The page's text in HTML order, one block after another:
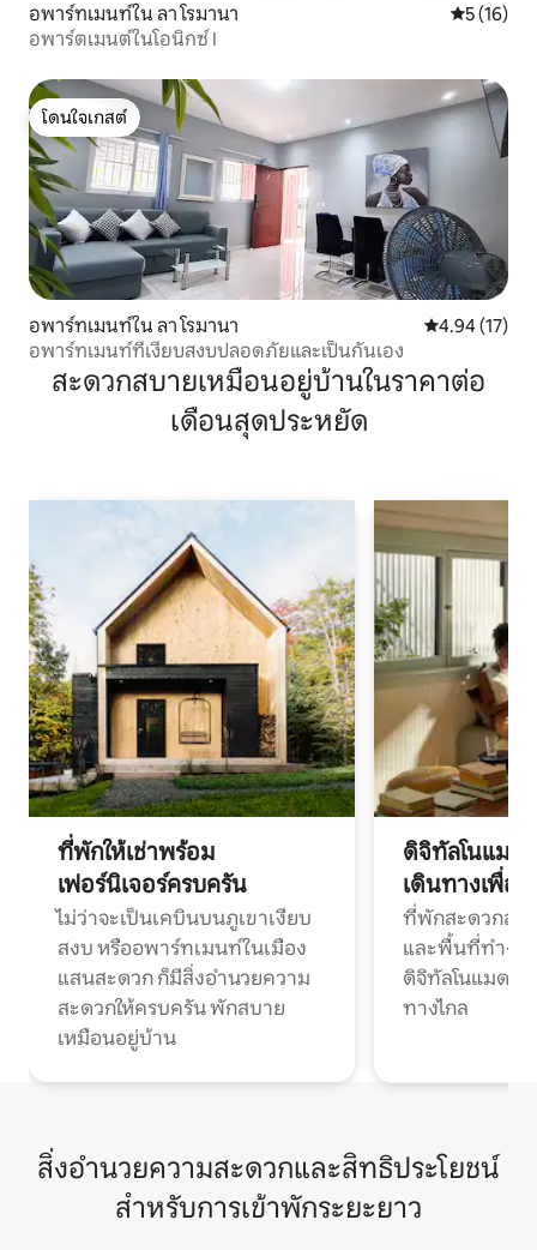
อพาร์ทเมนท์ใน ลา โรมานา คะแนนเฉลี่
5 (16)
อพาร์ตเมนต์ในโอนิกซ์ I
โดนใจเกสต์
โดนใจเกสต์
อพาร์ทเมนท์ใน ลา โรมานา คะแนนเฉลี่ย
4.94 (17)
อพาร์ทเมนท์ที่เงียบสงบปลอดภัยและเป็นกันเอง
สะดวกสบายเหมือนอยู่บ้านในราคาต่อ
เดือนสุดประหยัด
ที่พักให้เช่าพร้อม
เฟอร์นิเจอร์ครบครัน
ไม่ว่าจะเป็นเคบินบนภูเขาเงียบ
สงบ หรืออพาร์ทเมนท์ในเมือง
แสนสะดวก ก็มีสิ่งอำนวยความ
สะดวกให้ครบครัน พักสบาย
เหมือนอยู่บ้าน
ดิจิทัลโนแมด
เดินทางเพื่อ
ที่พักสะดวกสบ
และพื้นที่ทำงา
ดิจิทัลโนแมดแ
ทางไกล
สิ่งอำนวยความสะดวกและสิทธิประโยชน์
สำหรับการเข้าพักระยะยาว